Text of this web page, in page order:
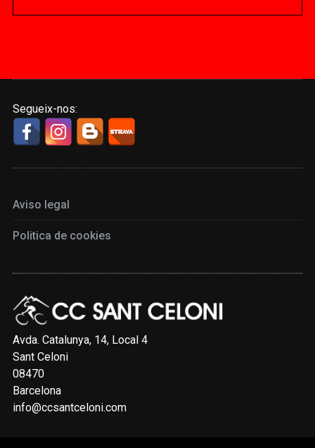
Segueix-nos:
Aviso legal
Politica de cookies
Avda. Catalunya, 14, Local 4
Sant Celoni
08470
Barcelona
info@ccsantceloni.com